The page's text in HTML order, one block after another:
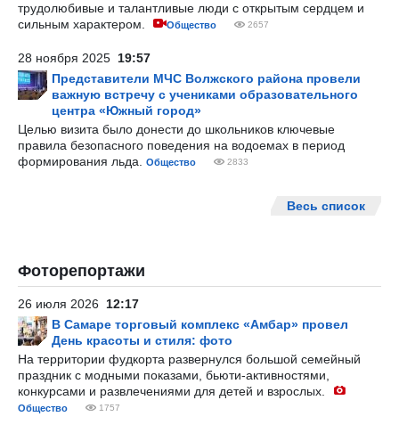
трудолюбивые и талантливые люди с открытым сердцем и
сильным характером.
Общество 2657
28 ноября 2025 19:57
Представители МЧС Волжского района провели
важную встречу с учениками образовательного
центра «Южный город»
Целью визита было донести до школьников ключевые
правила безопасного поведения на водоемах в период
формирования льда.
Общество 2833
Весь список
Фоторепортажи
26 июля 2026 12:17
В Самаре торговый комплекс «Амбар» провел
День красоты и стиля: фото
На территории фудкорта развернулся большой семейный
праздник с модными показами, бьюти-активностями,
конкурсами и развлечениями для детей и взрослых.
Общество 1757